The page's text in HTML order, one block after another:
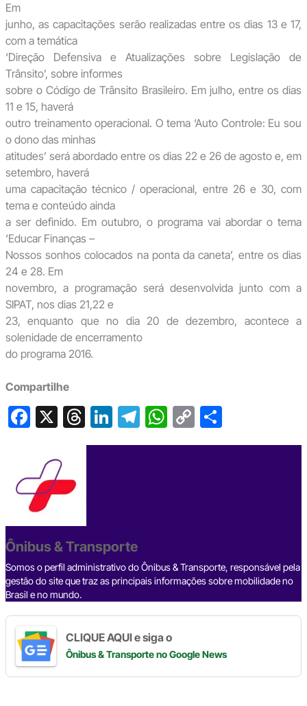
Em
junho, as capacitações serão realizadas entre os dias 13 e 17,
com a temática
‘Direção Defensiva e Atualizações sobre Legislação de
Trânsito’, sobre informes
sobre o Código de Trânsito Brasileiro. Em julho, entre os dias
11 e 15, haverá
outro treinamento operacional. O tema ‘Auto Controle: Eu sou
o dono das minhas
atitudes’ será abordado entre os dias 22 e 26 de agosto e, em
setembro, haverá
uma capacitação técnico / operacional, entre 26 e 30, com
tema e conteúdo ainda
a ser definido. Em outubro, o programa vai abordar o tema
‘Educar Finanças –
Nossos sonhos colocados na ponta da caneta’, entre os dias
24 e 28. Em
novembro, a programação será desenvolvida junto com a
SIPAT, nos dias 21,22 e
23, enquanto que no dia 20 de dezembro, acontece a
solenidade de encerramento
do programa 2016.
Compartilhe
F
e
b
o
o
k
X T
hr
s
Li
n
T
el
W
h
C
o
S
h
Ônibus & Transporte
Somos o perfil administrativo do Ônibus & Transporte, responsável pela
gestão do site que traz as principais informações sobre mobilidade no
Brasil e no mundo.
CLIQUE AQUI e siga o
Ônibus & Transporteno Google News